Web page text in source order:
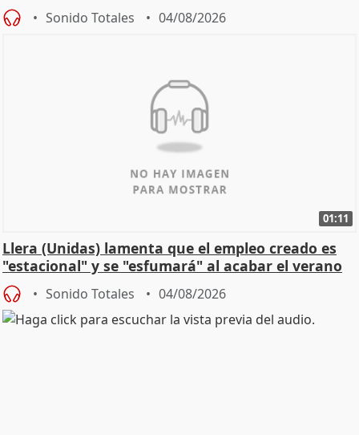
Sonido Totales 04/08/2026
01:11
Llera (Unidas) lamenta que el empleo creado es
"estacional" y se "esfumará" al acabar el verano
Sonido Totales 04/08/2026